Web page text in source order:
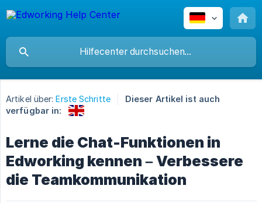
Artikel über: Erste Schritte
Dieser Artikel ist auch
verfügbar in:
Lerne die Chat-Funktionen in
Edworking kennen – Verbessere
die Teamkommunikation